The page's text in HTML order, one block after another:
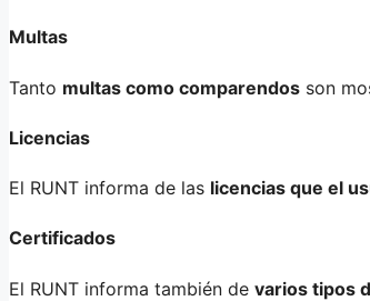
Multas
Tanto multas como comparendos son
Licencias
El RUNT informa de las licencias que el
Certificados
El RUNT informa también de varios tipos